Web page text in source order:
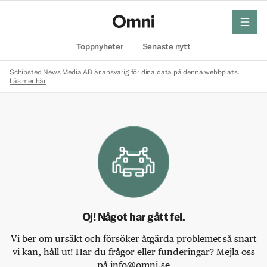
Toppnyheter Senaste nytt
meny
Schibsted News Media AB är ansvarig för dina data på denna webbplats.
Läs mer här
Oj! Något har gått fel.
Vi ber om ursäkt och försöker åtgärda problemet så snart
vi kan, håll ut! Har du frågor eller funderingar? Mejla oss